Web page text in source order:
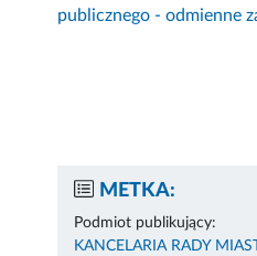
publicznego - odmienne
METKA:
Podmiot publikujący:
KANCELARIA RADY